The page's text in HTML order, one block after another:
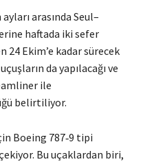
arasında Seul–
haftada iki sefer
24 Ekim’e kadar sürecek
da yapılacağı ve
ile
belirtiliyor.
Boeing 787‑9 tipi
Bu uçaklardan biri,